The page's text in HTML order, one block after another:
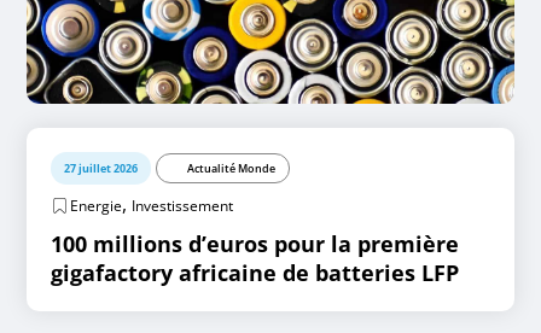
27 juillet 2026 Actualité Monde
Energie, Investissement
100 millions d’euros pour la première
gigafactory africaine de batteries LFP